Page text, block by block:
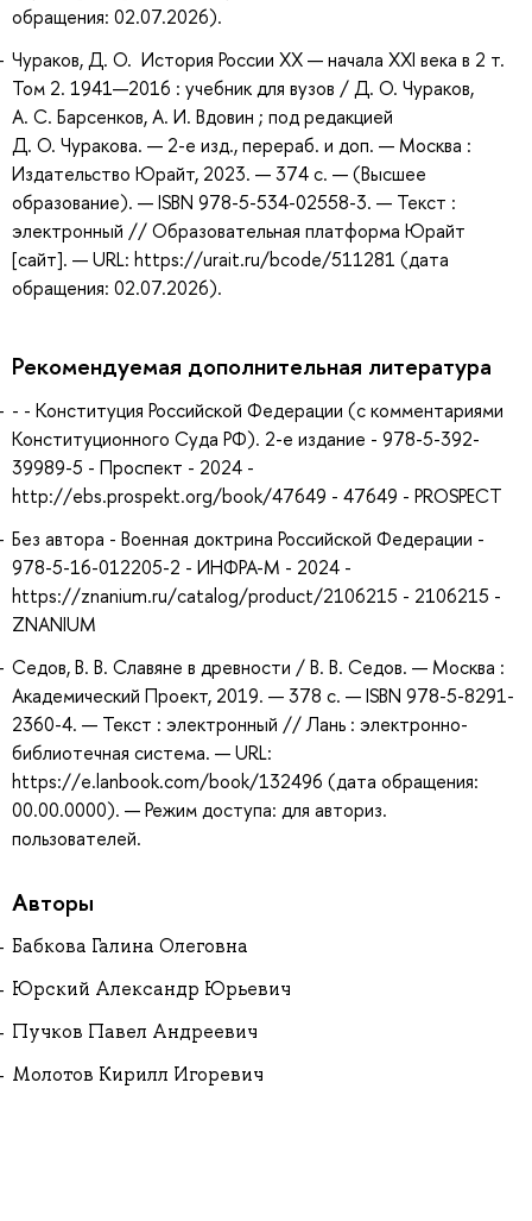
обращения: 02.07.2026).
Чураков, Д. О. История России XX — начала XXI века в 2 т.
Том 2. 1941—2016 : учебник для вузов / Д. О. Чураков,
А. С. Барсенков, А. И. Вдовин ; под редакцией
Д. О. Чуракова. — 2-е изд., перераб. и доп. — Москва :
Издательство Юрайт, 2023. — 374 с. — (Высшее
образование). — ISBN 978-5-534-02558-3. — Текст :
электронный // Образовательная платформа Юрайт
[сайт]. — URL: https://urait.ru/bcode/511281 (дата
обращения: 02.07.2026).
Рекомендуемая дополнительная литература
- - Конституция Российской Федерации (c комментариями
Конституционного Суда РФ). 2-е издание - 978-5-392-
39989-5 - Проспект - 2024 -
http://ebs.prospekt.org/book/47649 - 47649 - PROSPECT
Без автора - Военная доктрина Российской Федерации -
978-5-16-012205-2 - ИНФРА-М - 2024 -
https://znanium.ru/catalog/product/2106215 - 2106215 -
ZNANIUM
Седов, В. В. Славяне в древности / В. В. Седов. — Москва :
Академический Проект, 2019. — 378 с. — ISBN 978-5-8291-
2360-4. — Текст : электронный // Лань : электронно-
библиотечная система. — URL:
https://e.lanbook.com/book/132496 (дата обращения:
00.00.0000). — Режим доступа: для авториз.
пользователей.
Авторы
Бабкова Галина Олеговна
Юрский Александр Юрьевич
Пучков Павел Андреевич
Молотов Кирилл Игоревич